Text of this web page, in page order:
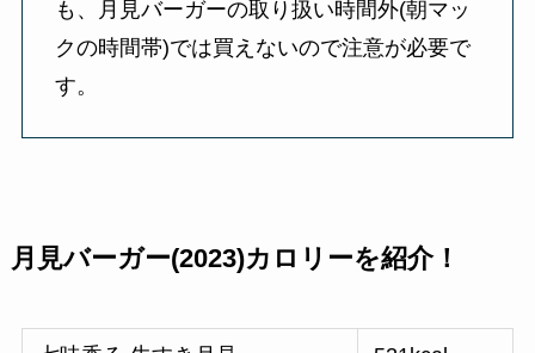
も、月見バーガーの取り扱い時間外(朝マッ
クの時間帯)では買えないので注意が必要で
す。
月見バーガー(2023)カロリーを紹介！